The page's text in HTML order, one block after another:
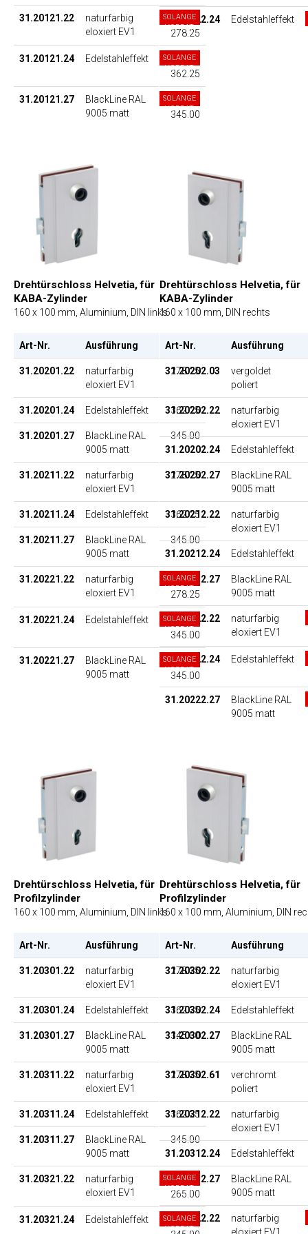
31.20121.22
naturfarbig
eloxiert EV1
SOLANGE
VORRAT
278.25
31.20121.24 Edelstahleffekt
SOLANGE
VORRAT
362.25
31.20121.27
BlackLine RAL
9005 matt
SOLANGE
VORRAT
345.00
31.20122.24 Edelstahleffekt
Drehtürschloss Helvetia, für
KABA-Zylinder
160 x 100 mm, Aluminium, DIN links
Art-Nr. Ausführung EP
31.20201.22
naturfarbig
eloxiert EV1
278.25
31.20201.24 Edelstahleffekt 362.25
31.20201.27
BlackLine RAL
9005 matt
345.00
31.20211.22
naturfarbig
eloxiert EV1
278.25
31.20211.24 Edelstahleffekt 362.25
31.20211.27
BlackLine RAL
9005 matt
345.00
31.20221.22
naturfarbig
eloxiert EV1
SOLANGE
VORRAT
278.25
31.20221.24 Edelstahleffekt
SOLANGE
VORRAT
345.00
31.20221.27
BlackLine RAL
9005 matt
SOLANGE
VORRAT
345.00
Drehtürschloss Helvetia, für
KABA-Zylinder
160 x 100 mm, DIN rechts
Art-Nr. Ausführung
31.20202.03
vergoldet
poliert
31.20202.22
naturfarbig
eloxiert EV1
31.20202.24 Edelstahleffekt
31.20202.27
BlackLine RAL
9005 matt
31.20212.22
naturfarbig
eloxiert EV1
31.20212.24 Edelstahleffekt
31.20212.27
BlackLine RAL
9005 matt
31.20222.22
naturfarbig
eloxiert EV1
31.20222.24 Edelstahleffekt
31.20222.27
BlackLine RAL
9005 matt
Drehtürschloss Helvetia, für
Profilzylinder
160 x 100 mm, Aluminium, DIN links
Art-Nr. Ausführung EP
31.20301.22
naturfarbig
eloxiert EV1
278.25
31.20301.24 Edelstahleffekt 362.25
31.20301.27
BlackLine RAL
9005 matt
345.00
31.20311.22
naturfarbig
eloxiert EV1
278.25
31.20311.24 Edelstahleffekt 362.25
31.20311.27
BlackLine RAL
9005 matt
345.00
31.20321.22
naturfarbig
eloxiert EV1
SOLANGE
VORRAT
265.00
31.20321.24 Edelstahleffekt
SOLANGE
VORRAT
Drehtürschloss Helvetia, für
Profilzylinder
160 x 100 mm, Aluminium, DIN
Art-Nr. Ausführung
31.20302.22
naturfarbig
eloxiert EV1
31.20302.24 Edelstahleffekt
31.20302.27
BlackLine RAL
9005 matt
31.20302.61
verchromt
poliert
31.20312.22
naturfarbig
eloxiert EV1
31.20312.24 Edelstahleffekt
31.20312.27
BlackLine RAL
9005 matt
31.20322.22
naturfarbig